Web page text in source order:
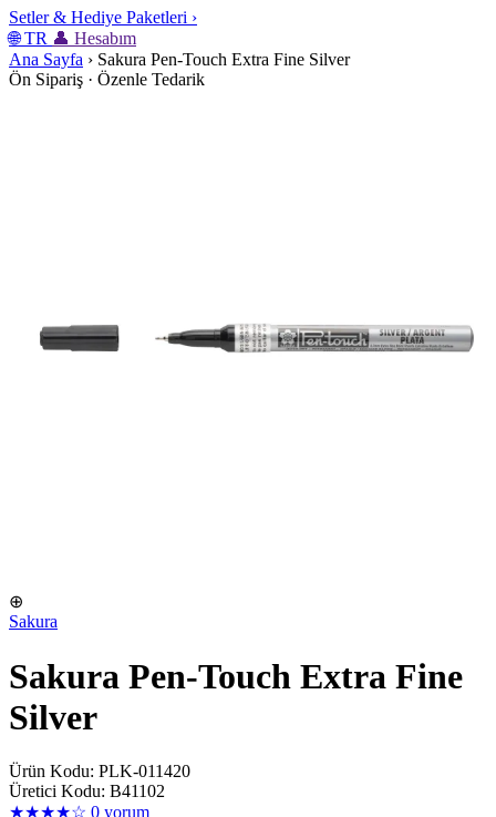
Setler & Hediye Paketleri ›
🌐 TR 👤 Hesabım
Ana Sayfa › Sakura Pen-Touch Extra Fine Silver
Ön Sipariş · Özenle Tedarik
⊕
Sakura
Sakura Pen-Touch Extra Fine
Silver
Ürün Kodu: PLK-011420
Üretici Kodu: B41102
★★★★☆ 0 yorum